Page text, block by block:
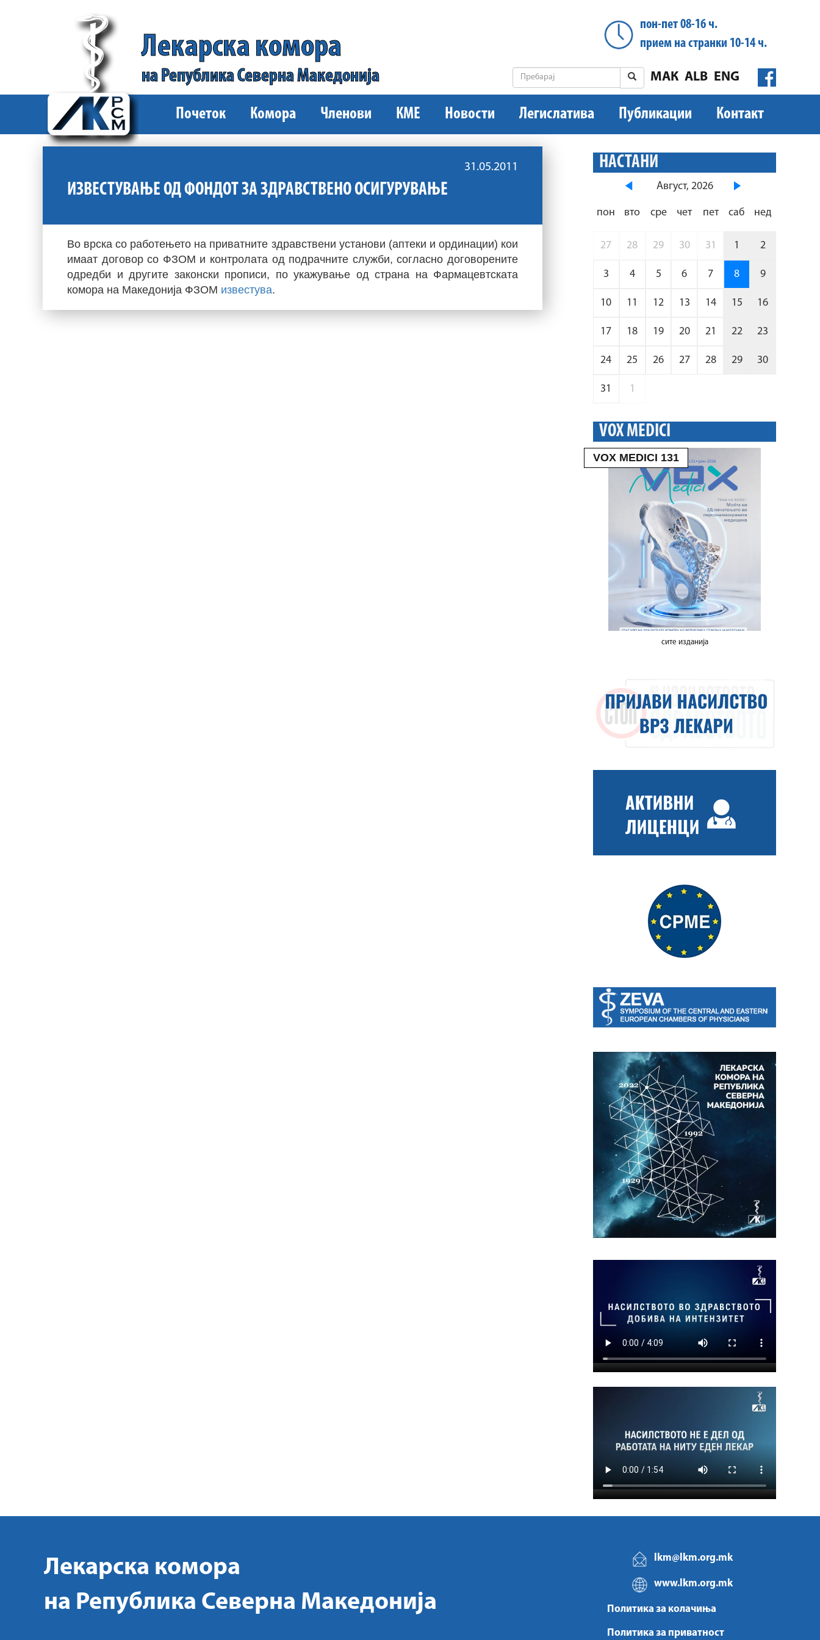
Лекарска комора
на Република Северна Македонија
пон-пет 08-16 ч.
прием на странки 10-14 ч.
ENG
ALB
МАК
Почеток Комора Членови КМЕ Новости Легислатива Публикации Контакт
31.05.2011
ИЗВЕСТУВАЊЕ ОД ФОНДОТ ЗА ЗДРАВСТВЕНО ОСИГУРУВАЊЕ
Во врска со работењето на приватните здравствени установи (аптеки и ординации) кои
имаат договор со ФЗОМ и контролата од подрачните служби, согласно договорените
одредби и другите законски прописи, по укажување од страна на Фармацевтската
комора на Македонија ФЗОМ известува.
НАСТАНИ
Август, 2026
пон вто сре чет пет саб нед
27 28 29 30 31 1 2
3 4 5 6 7 8 9
10 11 12 13 14 15 16
17 18 19 20 21 22 23
24 25 26 27 28 29 30
31 1
VOX MEDICI
VOX MEDICI 131
сите изданија
Лекарска комора
на Република Северна Македонија
lkm@lkm.org.mk
www.lkm.org.mk
Политика за колачиња
Политика за приватност